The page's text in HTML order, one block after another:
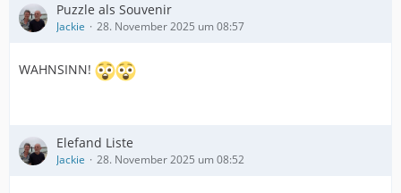
Puzzle als Souvenir
Jackie 28. November 2025 um 08:57
WAHNSINN!
Elefand Liste
Jackie 28. November 2025 um 08:52